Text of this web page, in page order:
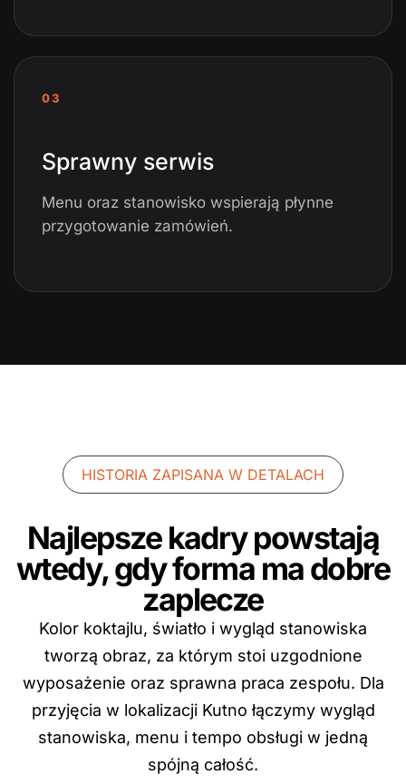
03
Sprawny serwis
Menu oraz stanowisko wspierają płynne
przygotowanie zamówień.
HISTORIA ZAPISANA W DETALACH
Najlepsze kadry powstają
wtedy, gdy forma ma dobre
zaplecze
Kolor koktajlu, światło i wygląd stanowiska
tworzą obraz, za którym stoi uzgodnione
wyposażenie oraz sprawna praca zespołu. Dla
przyjęcia w lokalizacji Kutno łączymy wygląd
stanowiska, menu i tempo obsługi w jedną
spójną całość.